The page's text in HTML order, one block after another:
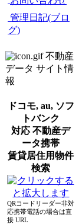
管理日記(ブロ
グ)
不動産
データ サイト情
報
ドコモ, au, ソフ
トバンク
対応 不動産デ
ータ携帯
賃貸居住用物件
検索
QRコードリーダー非対
応携帯電話の場合は直
接 URL